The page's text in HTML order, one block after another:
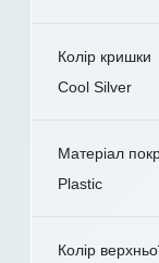
Колір кришки
Cool Silver
Матеріал
Plastic
Колір